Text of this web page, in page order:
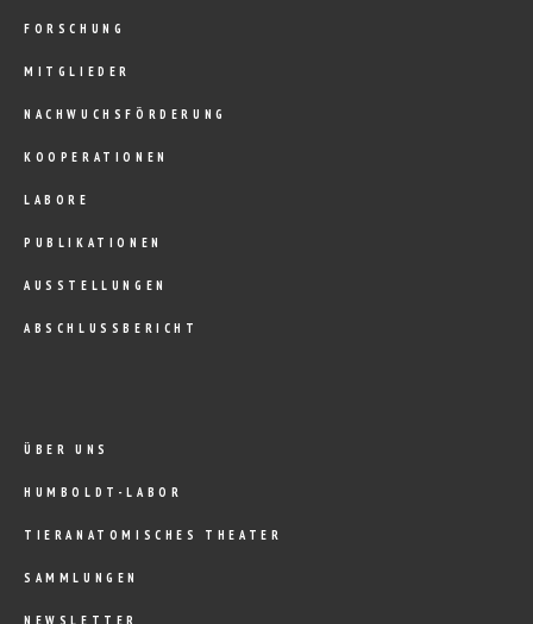
FORSCHUNG
MITGLIEDER
NACHWUCHSFÖRDERUNG
KOOPERATIONEN
LABORE
PUBLIKATIONEN
AUSSTELLUNGEN
ABSCHLUSSBERICHT
ÜBER UNS
HUMBOLDT-LABOR
TIERANATOMISCHES THEATER
SAMMLUNGEN
NEWSLETTER